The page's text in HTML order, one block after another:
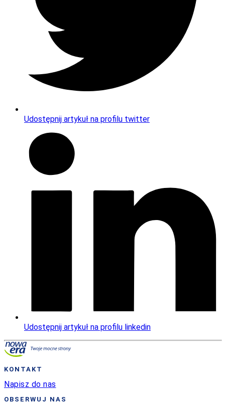
Udostępnij artykuł na profilu twitter
Udostępnij artykuł na profilu linkedin
KONTAKT
Napisz do nas
OBSERWUJ NAS